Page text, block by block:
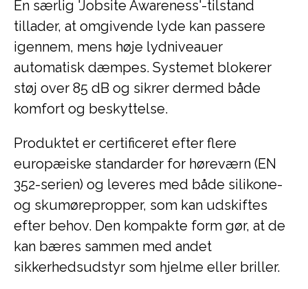
En særlig 'Jobsite Awareness'-tilstand
tillader, at omgivende lyde kan passere
igennem, mens høje lydniveauer
automatisk dæmpes. Systemet blokerer
støj over 85 dB og sikrer dermed både
komfort og beskyttelse.
Produktet er certificeret efter flere
europæiske standarder for høreværn (EN
352-serien) og leveres med både silikone-
og skumørepropper, som kan udskiftes
efter behov. Den kompakte form gør, at de
kan bæres sammen med andet
sikkerhedsudstyr som hjelme eller briller.